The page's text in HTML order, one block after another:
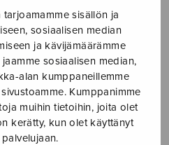
tarjoamamme sisällön ja
sosiaalisen median
ja kävijämäärämme
sosiaalisen median,
alan kumppaneillemme
Kumppanimme
muihin tietoihin, joita olet
kerätty, kun olet käyttänyt
tune_Page_3